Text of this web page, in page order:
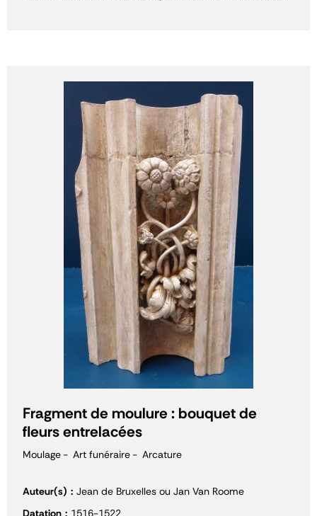
Fragment de moulure : bouquet de
fleurs entrelacées
Moulage Art funéraire Arcature
Auteur(s)
Jean de Bruxelles ou Jan Van Roome
Datation
1516-1522